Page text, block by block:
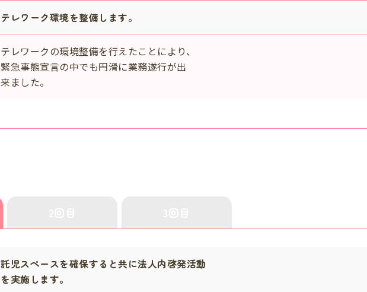
テレワーク環境を整備します。
テレワークの環境整備を行えたことにより、
緊急事態宣言の中でも円滑に業務遂行が出
来ました。
託児スペースを確保すると共に法人内啓発活動
を実施します。